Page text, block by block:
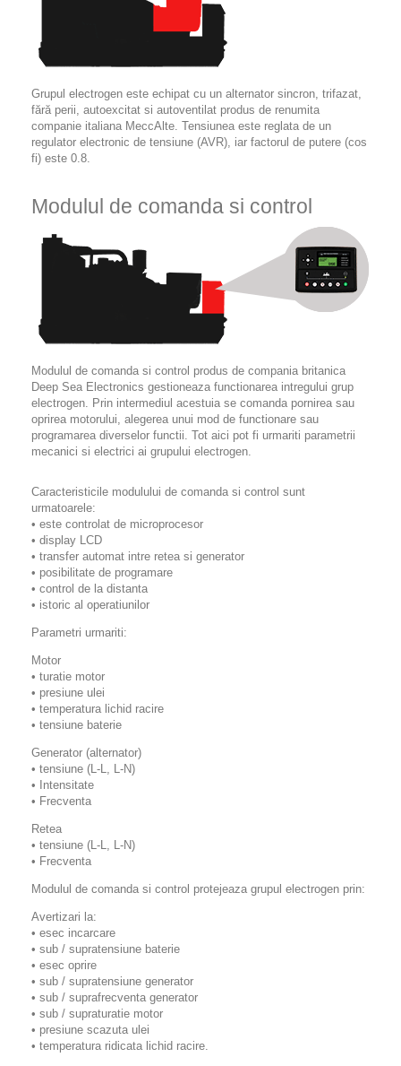
Grupul electrogen este echipat cu un alternator sincron, trifazat,
fără perii, autoexcitat si autoventilat produs de renumita
companie italiana MeccAlte. Tensiunea este reglata de un
regulator electronic de tensiune (AVR), iar factorul de putere (cos
fi) este 0.8.
Modulul de comanda si control
Modulul de comanda si control produs de compania britanica
Deep Sea Electronics gestioneaza functionarea intregului grup
electrogen. Prin intermediul acestuia se comanda pornirea sau
oprirea motorului, alegerea unui mod de functionare sau
programarea diverselor functii. Tot aici pot fi urmariti parametrii
mecanici si electrici ai grupului electrogen.
Caracteristicile modulului de comanda si control sunt
urmatoarele:
• este controlat de microprocesor
• display LCD
• transfer automat intre retea si generator
• posibilitate de programare
• control de la distanta
• istoric al operatiunilor
Parametri urmariti:
Motor
• turatie motor
• presiune ulei
• temperatura lichid racire
• tensiune baterie
Generator (alternator)
• tensiune (L-L, L-N)
• Intensitate
• Frecventa
Retea
• tensiune (L-L, L-N)
• Frecventa
Modulul de comanda si control protejeaza grupul electrogen prin:
Avertizari la:
• esec incarcare
• sub / supratensiune baterie
• esec oprire
• sub / supratensiune generator
• sub / suprafrecventa generator
• sub / supraturatie motor
• presiune scazuta ulei
• temperatura ridicata lichid racire.